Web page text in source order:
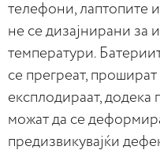
телефони, лаптопите
не се дизајнирани за
температури.
се прегреат,
експлодираат, додека
можат да се
предизвикувајќи